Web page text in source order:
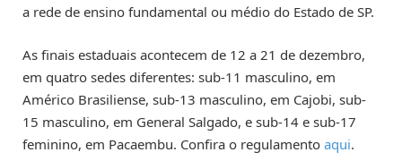
a rede de ensino fundamental ou médio do Estado de SP.
As finais estaduais acontecem de 12 a 21 de dezembro,
em quatro sedes diferentes: sub-11 masculino, em
Américo Brasiliense, sub-13 masculino, em Cajobi, sub-
15 masculino, em General Salgado, e sub-14 e sub-17
feminino, em Pacaembu. Confira o regulamento aqui.